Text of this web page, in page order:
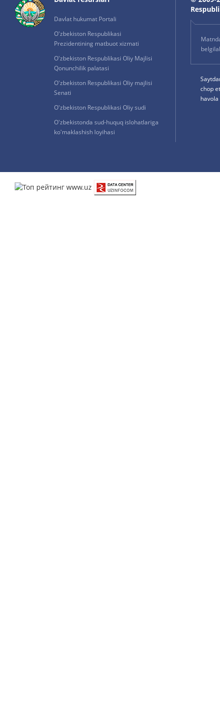
Davlat hukumat Portali
O'zbekiston Respublikasi
Prezidentining matbuot xizmati
O'zbekiston Respublikasi Oliy Majlisi
Qonunchilik palatasi
O'zbekiston Respublikasi Oliy majlisi
Senati
O'zbekiston Respublikasi Oliy sudi
O'zbekistonda sud-huquq islohatlariga
ko'maklashish loyihasi
chop